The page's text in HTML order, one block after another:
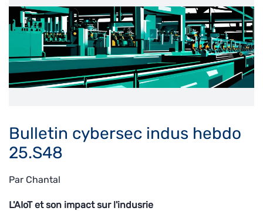
Bulletin cybersec indus hebdo
25.S48
Par Chantal
L'AIoT et son impact sur l'indusrie